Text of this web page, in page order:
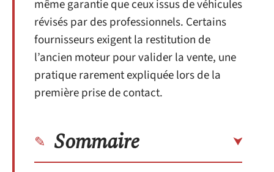
même garantie que ceux issus de véhicules
révisés par des professionnels. Certains
fournisseurs exigent la restitution de
l’ancien moteur pour valider la vente, une
pratique rarement expliquée lors de la
première prise de contact.
Sommaire